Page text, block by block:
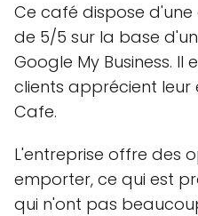
Ce café dispose
de 5/5 sur la base
Google My Business.
clients apprécient leur
Cafe.
L'entreprise offre des
emporter, ce qui est
qui n'ont pas